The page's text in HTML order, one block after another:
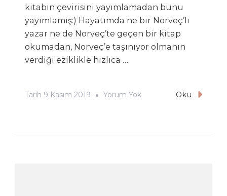
kitabın çevirisini yayımlamadan bunu
yayımlamış:) Hayatımda ne bir Norveç’li
yazar ne de Norveç’te geçen bir kitap
okumadan, Norveç’e taşınıyor olmanın
verdiği eziklikle hızlıca …
Tarih 9 Kasım 2019 Yorum YokDoppler Oku